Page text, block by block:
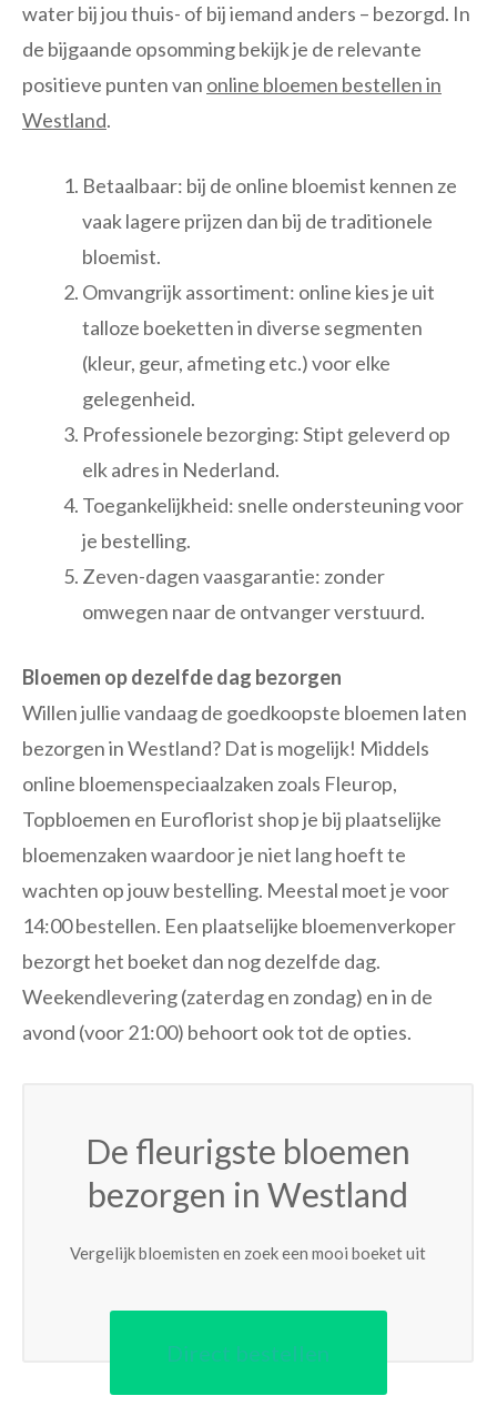
water bij jou thuis- of bij iemand anders – bezorgd. In
de bijgaande opsomming bekijk je de relevante
positieve punten van online bloemen bestellen in
Westland.
Betaalbaar: bij de online bloemist kennen ze
vaak lagere prijzen dan bij de traditionele
bloemist.
Omvangrijk assortiment: online kies je uit
talloze boeketten in diverse segmenten
(kleur, geur, afmeting etc.) voor elke
gelegenheid.
Professionele bezorging: Stipt geleverd op
elk adres in Nederland.
Toegankelijkheid: snelle ondersteuning voor
je bestelling.
Zeven-dagen vaasgarantie: zonder
omwegen naar de ontvanger verstuurd.
Bloemen op dezelfde dag bezorgen
Willen jullie vandaag de goedkoopste bloemen laten
bezorgen in Westland? Dat is mogelijk! Middels
online bloemenspeciaalzaken zoals Fleurop,
Topbloemen en Euroflorist shop je bij plaatselijke
bloemenzaken waardoor je niet lang hoeft te
wachten op jouw bestelling. Meestal moet je voor
14:00 bestellen. Een plaatselijke bloemenverkoper
bezorgt het boeket dan nog dezelfde dag.
Weekendlevering (zaterdag en zondag) en in de
avond (voor 21:00) behoort ook tot de opties.
De fleurigste bloemen
bezorgen in Westland
Vergelijk bloemisten en zoek een mooi boeket uit
Direct bestellen